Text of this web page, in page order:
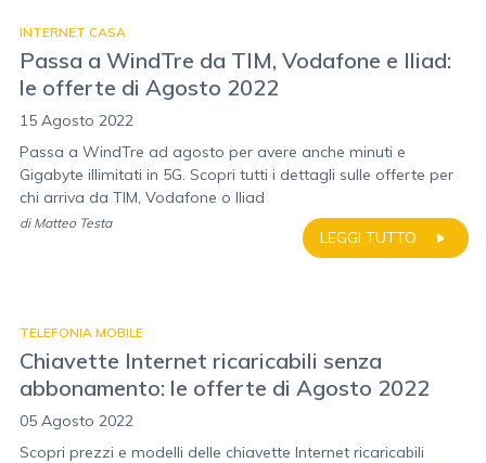
INTERNET CASA
Passa a WindTre da TIM, Vodafone e Iliad:
le offerte di Agosto 2022
15 Agosto 2022
Passa a WindTre ad agosto per avere anche minuti e
Gigabyte illimitati in 5G. Scopri tutti i dettagli sulle offerte per
chi arriva da TIM, Vodafone o Iliad
LEGGI TUTTO
di Matteo Testa
TELEFONIA MOBILE
Chiavette Internet ricaricabili senza
abbonamento: le offerte di Agosto 2022
05 Agosto 2022
Scopri prezzi e modelli delle chiavette Internet ricaricabili